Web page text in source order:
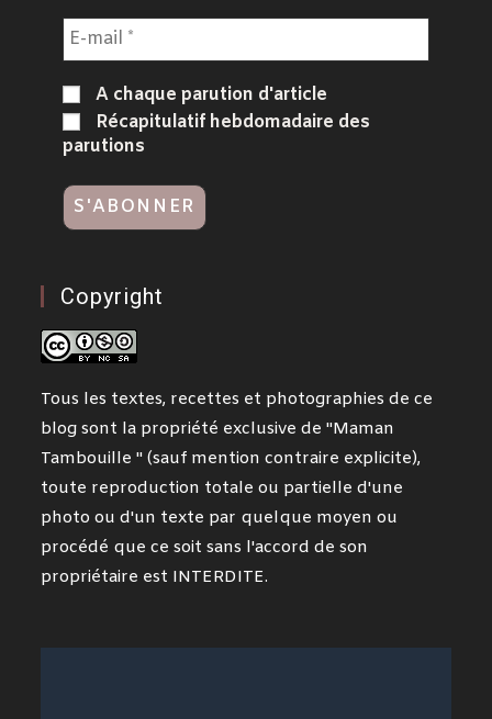
A chaque parution d'article
Récapitulatif hebdomadaire des
parutions
Copyright
Tous les textes, recettes et photographies de ce
blog sont la propriété exclusive de "Maman
Tambouille " (sauf mention contraire explicite),
toute reproduction totale ou partielle d'une
photo ou d'un texte par quelque moyen ou
procédé que ce soit sans l'accord de son
propriétaire est INTERDITE.